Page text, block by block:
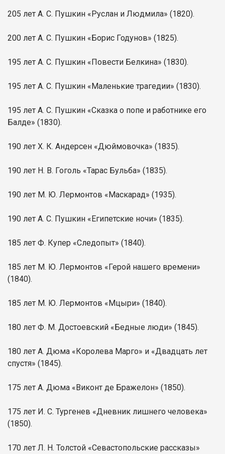
205 лет А. С. Пушкин «Руслан и Людмила» (1820).
200 лет А. С. Пушкин «Борис Годунов» (1825).
195 лет А. С. Пушкин «Повести Белкина» (1830).
195 лет А. С. Пушкин «Маленькие трагедии» (1830).
195 лет А. С. Пушкин «Сказка о попе и работнике его
Балде» (1830).
190 лет Х. К. Андерсен «Дюймовочка» (1835).
190 лет Н. В. Гоголь «Тарас Бульба» (1835).
190 лет М. Ю. Лермонтов «Маскарад» (1935).
190 лет А. С. Пушкин «Египетские ночи» (1835).
185 лет Ф. Купер «Следопыт» (1840).
185 лет М. Ю. Лермонтов «Герой нашего времени»
(1840).
185 лет М. Ю. Лермонтов «Мцыри» (1840).
180 лет Ф. М. Достоевский «Бедные люди» (1845).
180 лет А. Дюма «Королева Марго» и «Двадцать лет
спустя» (1845).
175 лет А. Дюма «Виконт де Бражелон» (1850).
175 лет И. С. Тургенев «Дневник лишнего человека»
(1850).
170 лет Л. Н. Толстой «Севастопольские рассказы»